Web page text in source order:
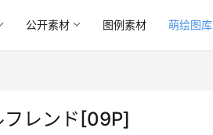
公开素材 图例素材 萌绘图库
レンド[09P]